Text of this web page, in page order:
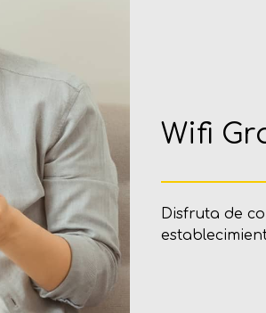
Wifi
Disfruta de